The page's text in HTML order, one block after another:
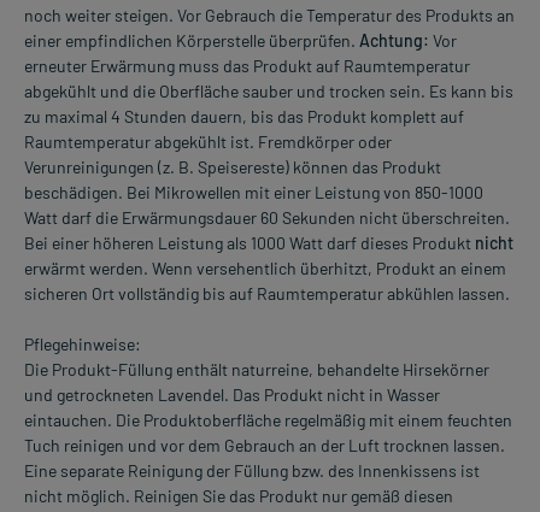
noch weiter steigen. Vor Gebrauch die Temperatur des Produkts an
einer empfindlichen Körperstelle überprüfen. Achtung: Vor
erneuter Erwärmung muss das Produkt auf Raumtemperatur
abgekühlt und die Oberfläche sauber und trocken sein. Es kann bis
zu maximal 4 Stunden dauern, bis das Produkt komplett auf
Raumtemperatur abgekühlt ist. Fremdkörper oder
Verunreinigungen (z. B. Speisereste) können das Produkt
beschädigen. Bei Mikrowellen mit einer Leistung von 850-1000
Watt darf die Erwärmungsdauer 60 Sekunden nicht überschreiten.
Bei einer höheren Leistung als 1000 Watt darf dieses Produkt nicht
erwärmt werden. Wenn versehentlich überhitzt, Produkt an einem
sicheren Ort vollständig bis auf Raumtemperatur abkühlen lassen.
Pflegehinweise:
Die Produkt-Füllung enthält naturreine, behandelte Hirsekörner
und getrockneten Lavendel. Das Produkt nicht in Wasser
eintauchen. Die Produktoberfläche regelmäßig mit einem feuchten
Tuch reinigen und vor dem Gebrauch an der Luft trocknen lassen.
Eine separate Reinigung der Füllung bzw. des Innenkissens ist
nicht möglich. Reinigen Sie das Produkt nur gemäß diesen